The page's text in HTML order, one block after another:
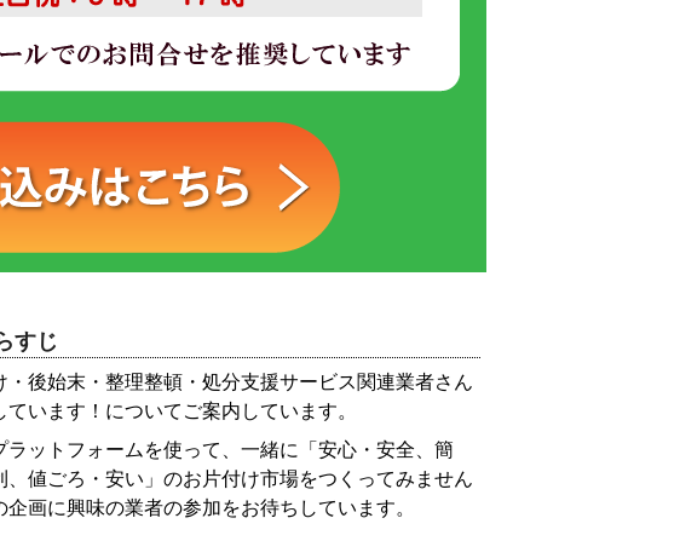
すじ
・後始末・整理整頓・処分支援サービス関連業者さん
ています！についてご案内しています。
ラットフォームを使って、一緒に「安心・安全、簡
、値ごろ・安い」のお片付け市場をつくってみません
企画に興味の業者の参加をお待ちしています。